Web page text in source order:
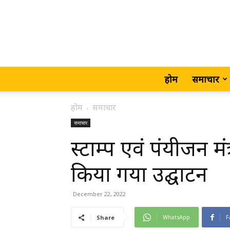
होम समाचार
होम समाचार
समाचार
स्टाम्प एवं पंयीजन
किया गया उद्घाटन
December 22, 2022
Share WhatsApp